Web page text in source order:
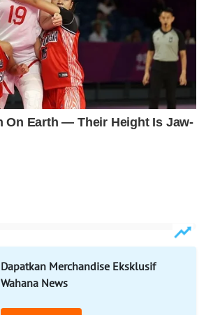
Dapatkan Merchandise Eksklusif
Wahana News